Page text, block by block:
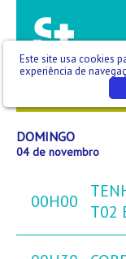
03
DOMINGO
04 de novembro
00H00
T02
Este site usa cookies
experiência de